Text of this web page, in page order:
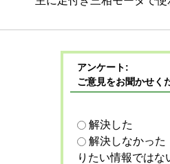
アンケート:
ご意見をお聞かせく
解決した
解決しなかった
りたい情報ではな